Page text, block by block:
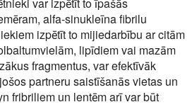
alfa-sinukleīna fibrilu
izpētīt to mijiedarbību ar citām
lipīdiem vai mazām
fragmentus, var efektīvāk
partneru saistīšanās vietas un
fribriliem un lentēm arī var būt